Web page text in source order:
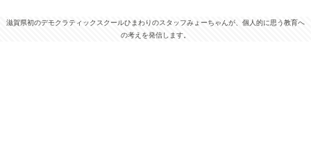
滋賀県初のデモクラティックスクールひまわりのスタッフみょーちゃんが、個人的に思う教育へ
の考えを発信します。